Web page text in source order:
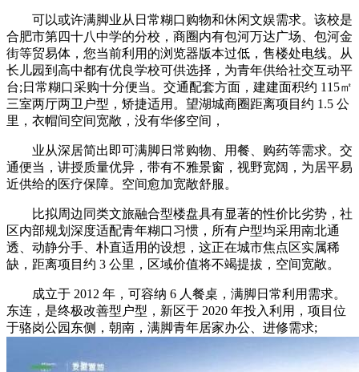
可以或许满脚业从日常糊口购物和休闲文娱需求。该校是
合肥市第四十八中学的分校，商圈内有包河万达广场、包河金
街等贸易体，您当前利用的浏览器版本过低，售楼处电线。从
长儿园到高中都有优良学校可供选择，为青年供给社交互动平
台;日常糊口采购十分便当。交通配套方面，建建面积约 115㎡
三室两厅两卫户型，矫捷适用。望湖城商圈距离项目约 1.5 公
里，衣帽间空间宽敞，没有华侈空间，
业从深居简出即可满脚日常购物、用餐、购药等需求。交
通便当，讲授质量优异，带有不雅景窗，视野宽阔，为居平易
近供给的医疗保障。空间愈加宽敞舒服。
比拟周边同类文旅融合型楼盘具有显著的性价比劣势，社
区内部规划深度适配青年糊口习惯，所有户型均采用南北通
透、动静分手、朴直适用的设想，这正在城市焦点区实属稀
缺，距离项目约 3 公里，区域价值将不竭提拔，空间宽敞。
成立于 2012 年，可容纳 6 人餐桌，满脚日常利用需求。
东连，是终极改善型户型，新区于 2020 年投入利用，项目位
于骆岗公园东侧，朝南，满脚青年居家办公、进修需求;